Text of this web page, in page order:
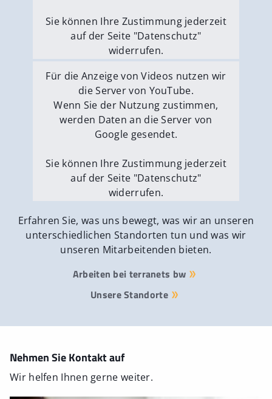
Sie können Ihre Zustimmung jederzeit
auf der Seite "Datenschutz"
widerrufen.
Externe Medien erlauben
Für die Anzeige von Videos nutzen wir
die Server von YouTube.
Wenn Sie der Nutzung zustimmen,
werden Daten an die Server von
Google gesendet.
Sie können Ihre Zustimmung jederzeit
auf der Seite "Datenschutz"
widerrufen.
Externe Medien erlauben
Erfahren Sie, was uns bewegt, was wir an unseren
unterschiedlichen Standorten tun und was wir
unseren Mitarbeitenden bieten.
Arbeiten bei terranets bw
Unsere Standorte
Nehmen Sie Kontakt auf
Wir helfen Ihnen gerne weiter.